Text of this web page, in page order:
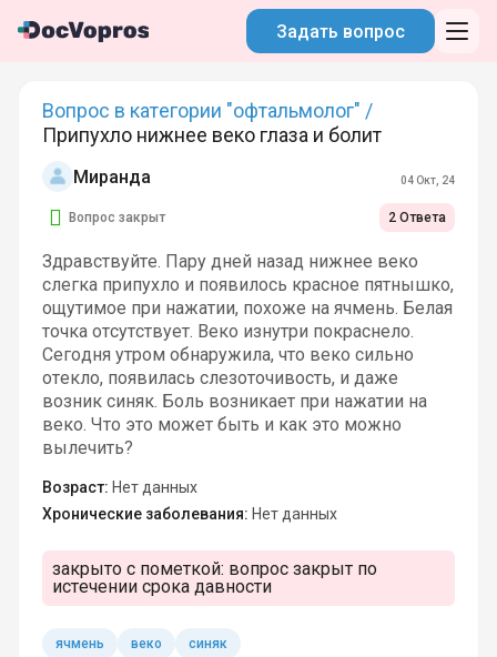
Задать вопрос
Вопрос в категории "офтальмолог" /
Припухло нижнее веко глаза и болит
Миранда 04 Окт, 24
Вопрос закрыт 2 Ответа
Здравствуйте. Пару дней назад нижнее веко
слегка припухло и появилось красное пятнышко,
ощутимое при нажатии, похоже на ячмень. Белая
точка отсутствует. Веко изнутри покраснело.
Сегодня утром обнаружила, что веко сильно
отекло, появилась слезоточивость, и даже
возник синяк. Боль возникает при нажатии на
веко. Что это может быть и как это можно
вылечить?
Возраст: Нет данных
Хронические заболевания: Нет данных
закрыто с пометкой: вопрос закрыт по
истечении срока давности
ячмень веко синяк